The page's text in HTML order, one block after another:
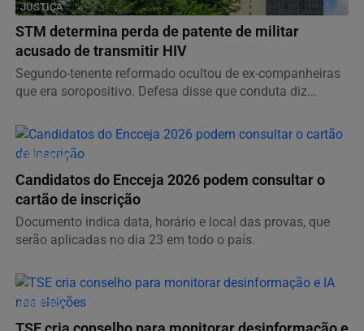
JUSTIÇA
STM determina perda de patente de militar
acusado de transmitir HIV
Segundo-tenente reformado ocultou de ex-companheiras
que era soropositivo. Defesa disse que conduta diz...
EDUCAÇÃO
Candidatos do Encceja 2026 podem consultar o
cartão de inscrição
Documento indica data, horário e local das provas, que
serão aplicadas no dia 23 em todo o país.
POLÍTICA